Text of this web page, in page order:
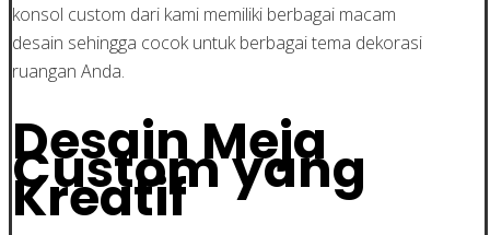
konsol custom dari kami memiliki berbagai macam
desain sehingga cocok untuk berbagai tema dekorasi
ruangan Anda.
Desain Meja
Custom yang
Kreatif